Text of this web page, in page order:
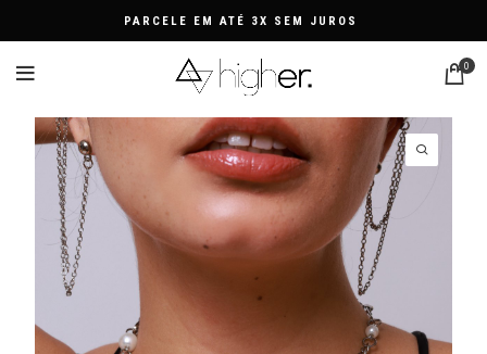
PARCELE EM ATÉ 3X SEM JUROS
0